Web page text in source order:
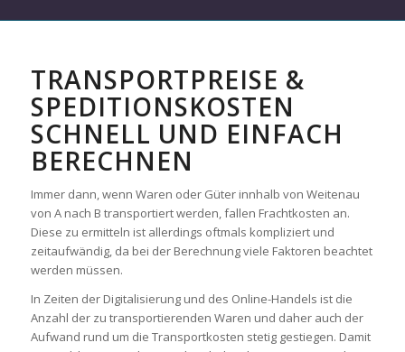
TRANSPORTPREISE &
SPEDITIONSKOSTEN
SCHNELL UND EINFACH
BERECHNEN
Immer dann, wenn Waren oder Güter innhalb von Weitenau
von A nach B transportiert werden, fallen Frachtkosten an.
Diese zu ermitteln ist allerdings oftmals kompliziert und
zeitaufwändig, da bei der Berechnung viele Faktoren beachtet
werden müssen.
In Zeiten der Digitalisierung und des Online-Handels ist die
Anzahl der zu transportierenden Waren und daher auch der
Aufwand rund um die Transportkosten stetig gestiegen. Damit